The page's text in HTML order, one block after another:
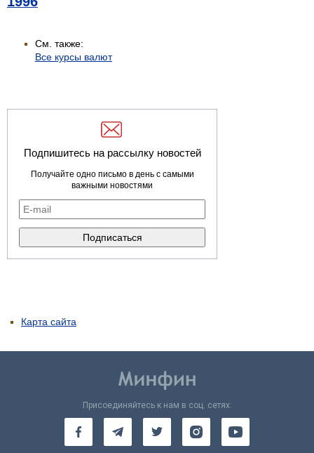
См. также:
Все курсы валют
Подпишитесь на рассылку новостей
Получайте одно письмо в день с самыми
важными новостями
Карта сайта
Присоединяйтесь к нам в соц. сетях: